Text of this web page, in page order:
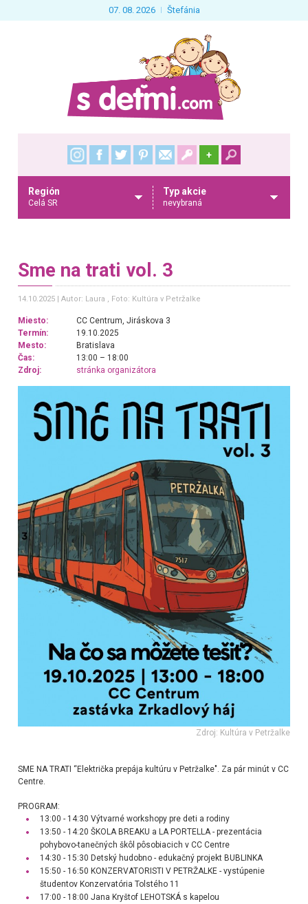
07. 08. 2026 Štefánia
+
Región
Celá SR
Typ akcie
nevybraná
Sme na trati vol. 3
14.10.2025 Autor: Laura , Foto: Kultúra v Petržalke
Miesto:
CC Centrum, Jiráskova 3
Termín:
19.10.2025
Mesto:
Bratislava
Čas:
13:00 – 18:00
Zdroj:
stránka organizátora
Zdroj: Kultúra v Petržalke
SME NA TRATI “Električka prepája kultúru v Petržalke". Za pár minút v CC
Centre.
PROGRAM:
13:00 - 14:30 Výtvarné workshopy pre deti a rodiny
13:50 - 14:20 ŠKOLA BREAKU a LA PORTELLA - prezentácia
pohybovo-tanečných škôl pôsobiacich v CC Centre
14:30 - 15:30 Detský hudobno - edukačný projekt BUBLINKA
15:50 - 16:50 KONZERVATORISTI V PETRŽALKE - vystúpenie
študentov Konzervatória Tolstého 11
17:00 - 18:00 Jana Kryštof LEHOTSKÁ s kapelou